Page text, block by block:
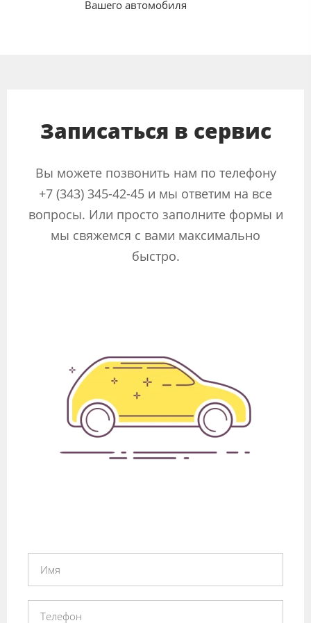
Вашего автомобиля
Записаться в сервис
Вы можете позвонить нам по телефону
+7 (343) 345-42-45 и мы ответим на все
вопросы. Или просто заполните формы и
мы свяжемся с вами максимально
быстро.